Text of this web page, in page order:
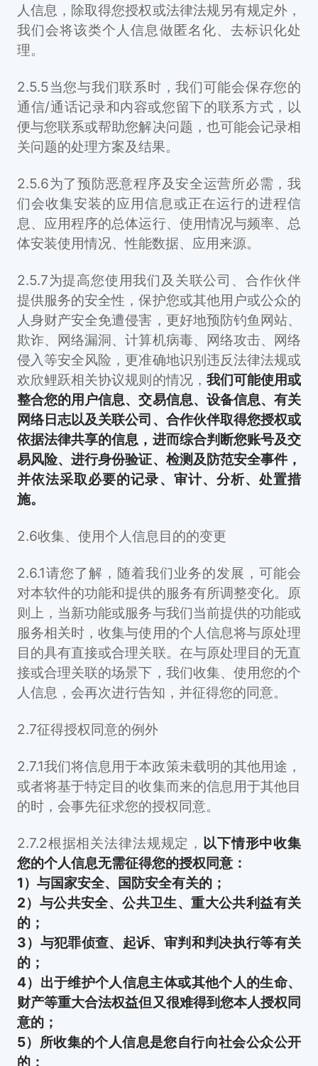
人信息，除取得您授权或法律法规另有规定外，
我们会将该类个人信息做匿名化、去标识化处
理。
2.5.5当您与我们联系时，我们可能会保存您的
通信/通话记录和内容或您留下的联系方式，以
便与您联系或帮助您解决问题，也可能会记录相
关问题的处理方案及结果。
2.5.6为了预防恶意程序及安全运营所必需，我
们会收集安装的应用信息或正在运行的进程信
息、应用程序的总体运行、使用情况与频率、总
体安装使用情况、性能数据、应用来源。
2.5.7为提高您使用我们及关联公司、合作伙伴
提供服务的安全性，保护您或其他用户或公众的
人身财产安全免遭侵害，更好地预防钓鱼网站、
欺诈、网络漏洞、计算机病毒、网络攻击、网络
侵入等安全风险，更准确地识别违反法律法规或
欢欣鲤跃相关协议规则的情况， 我们可能使用或
整合您的用户信息、交易信息、设备信息、有关
网络日志以及关联公司、合作伙伴取得您授权或
依据法律共享的信息，进而综合判断您账号及交
易风险、进行身份验证、检测及防范安全事件，
并依法采取必要的记录、审计、分析、处置措
施。
2.6收集、使用个人信息目的的变更
2.6.1请您了解，随着我们业务的发展，可能会
对本软件的功能和提供的服务有所调整变化。原
则上，当新功能或服务与我们当前提供的功能或
服务相关时，收集与使用的个人信息将与原处理
目的具有直接或合理关联。在与原处理目的无直
接或合理关联的场景下，我们收集、使用您的个
人信息，会再次进行告知，并征得您的同意。
2.7征得授权同意的例外
2.7.1我们将信息用于本政策未载明的其他用途，
或者将基于特定目的收集而来的信息用于其他目
的时，会事先征求您的授权同意。
2.7.2根据相关法律法规规定， 以下情形中收集
您的个人信息无需征得您的授权同意：
1）与国家安全、国防安全有关的；
2）与公共安全、公共卫生、重大公共利益有关
的；
3）与犯罪侦查、起诉、审判和判决执行等有关
的；
4）出于维护个人信息主体或其他个人的生命、
财产等重大合法权益但又很难得到您本人授权同
意的；
5）所收集的个人信息是您自行向社会公众公开
的；